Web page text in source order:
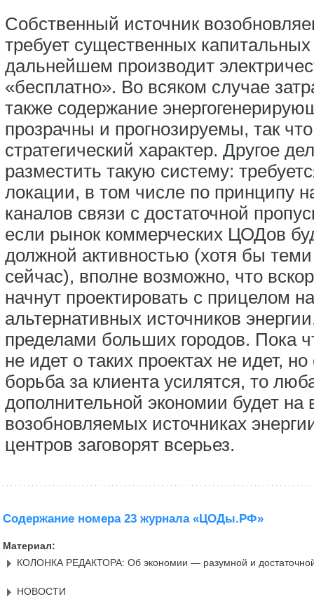
Собственный источник
требует существенных
дальнейшем производит
«бесплатно». Во всяком случае
также содержание
прозрачны и прогнозируемы, так
стратегический характер. Другое
разместить такую систему:
локации, в том числе по принципу
каналов связи с достаточной
если рынок коммерческих ЦОДов
должной активностью (хотя бы
сейчас), вполне возможно, что
начнут проектировать с прицелом
альтернативных источников
пределами больших городов. Пока
не идет о таких проектах не идет,
борьба за клиента усилятся, то
дополнительной экономии будет на
возобновляемых источниках
центров заговорят всерьез.
Содержание номера 23 журнала «ЦОДы.РФ»
Материал:
КОЛОНКА РЕДАКТОРА: Об экономии — разумной и
НОВОСТИ